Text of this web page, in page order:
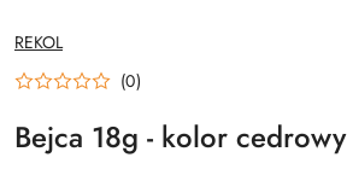
NAZWA
PRODUCENTA:
REKOL
(0)
Bejca 18g - kolor cedrowy